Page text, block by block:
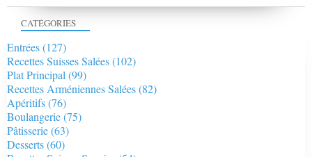
CATÉGORIES
Entrées(127)
Recettes Suisses Salées(102)
Plat Principal (99)
Recettes Arméniennes Salées(82)
Apéritifs(76)
Boulangerie(75)
Pâtisserie(63)
Desserts(60)